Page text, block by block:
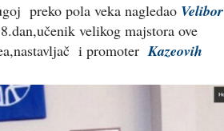
preko pola veka nagledao Velibor
velikog majstora ove
i promoterKazeovih